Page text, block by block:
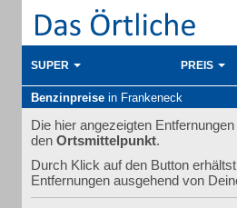
SUPER PREIS
Benzinpreise in Frankeneck
Die hier angezeigten
den Ortsmittelpunkt.
Durch Klick auf den Button
Entfernungen ausgehend von